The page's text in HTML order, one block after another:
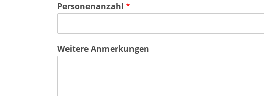
Personenanzahl *
Weitere Anmerkungen